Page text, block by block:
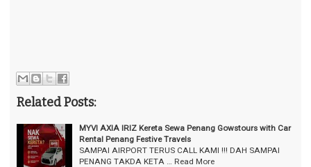
Related Posts:
MYVI AXIA IRIZ Kereta Sewa Penang Gowstours with Car
Rental Penang Festive Travels
SAMPAI AIRPORT TERUS CALL KAMI !!! DAH SAMPAI
PENANG TAKDA KETA …
Read More